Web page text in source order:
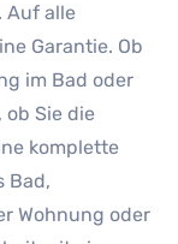
Auf alle
Garantie. Ob
im Bad oder
ob Sie die
komplette
Bad,
Wohnung oder